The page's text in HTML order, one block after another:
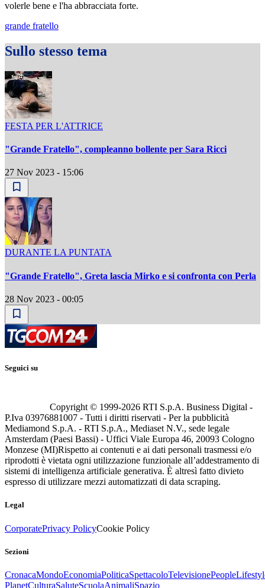
volerle bene e l'ha abbracciata forte.
grande fratello
Sullo stesso tema
FESTA PER L'ATTRICE
"Grande Fratello", compleanno bollente per Sara Ricci
27 Nov 2023 - 15:06
DURANTE LA PUNTATA
"Grande Fratello", Greta lascia Mirko e si confronta con Perla
28 Nov 2023 - 00:05
Seguici su
Copyright © 1999-2026 RTI S.p.A. Business Digital -
P.Iva 03976881007 - Tutti i diritti riservati - Per la pubblicità
Mediamond S.p.A. - RTI S.p.A., Mediaset N.V., sede legale
Amsterdam (Paesi Bassi) - Uffici Viale Europa 46, 20093 Cologno
Monzese (MI)Rispetto ai contenuti e ai dati personali trasmessi e/o
riprodotti è vietata ogni utilizzazione funzionale all’addestramento di
sistemi di intelligenza artificiale generativa. È altresì fatto divieto
espresso di utilizzare mezzi automatizzati di data scraping.
Legal
CorporatePrivacy PolicyCookie Policy
Sezioni
CronacaMondoEconomiaPoliticaSpettacoloTelevisionePeople
PlanetCulturaSaluteScuolaAnimaliSpazio